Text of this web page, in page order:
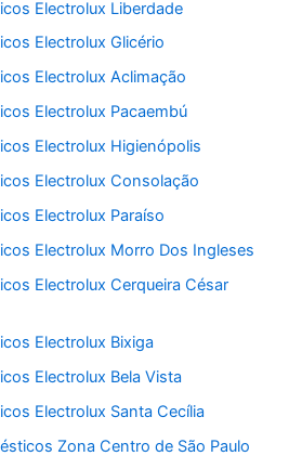
Electrolux Liberdade
Electrolux Glicério
Electrolux Aclimação
Electrolux Pacaembú
Electrolux Higienópolis
Electrolux Consolação
Electrolux Paraíso
Electrolux Morro Dos Ingleses
Electrolux Cerqueira César
Electrolux Bixiga
Electrolux Bela Vista
Electrolux Santa Cecília
Zona Centro de São Paulo